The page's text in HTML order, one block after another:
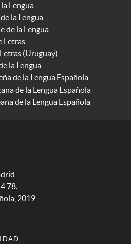
Lengua
la Lengua
de la Lengua
Letras
(Uruguay)
la Lengua
de la Lengua Española
de la Lengua Española
de la Lengua Española
-
78.
2019